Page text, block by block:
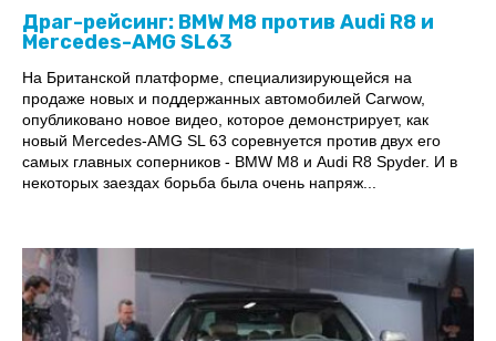
Драг-рейсинг: BMW M8 против Audi R8 и
Mercedes-AMG SL63
На Британской платформе, специализирующейся на
продаже новых и поддержанных автомобилей Carwow,
опубликовано новое видео, которое демонстрирует, как
новый Mercedes-AMG SL 63 соревнуется против двух его
самых главных соперников - BMW M8 и Audi R8 Spyder. И в
некоторых заездах борьба была очень напряж...